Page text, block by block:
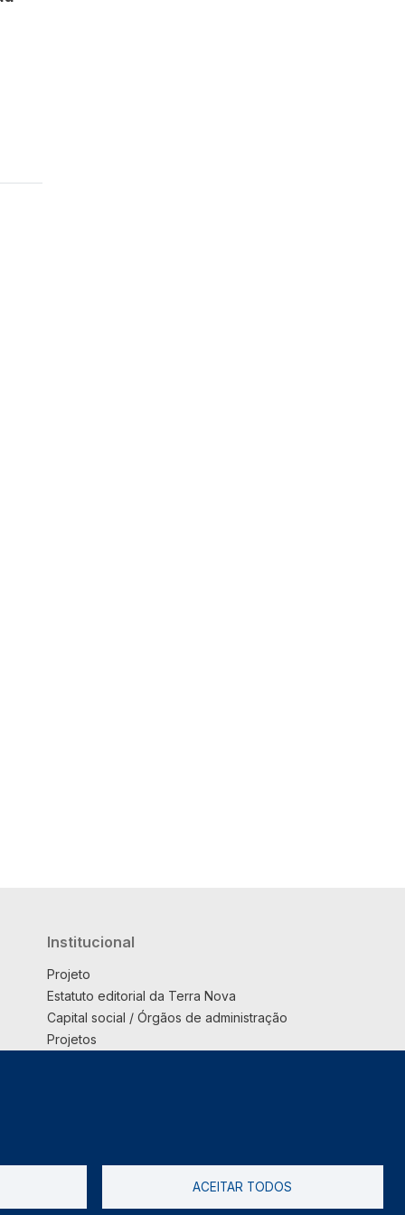
Institucional
Projeto
Estatuto editorial da Terra Nova
Capital social / Órgãos de administração
Projetos
ACEITAR TODOS